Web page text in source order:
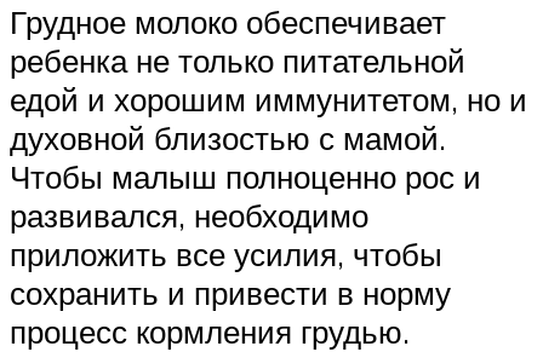
Грудное молоко обеспечивает
ребенка не только питательной
едой и хорошим иммунитетом, но и
духовной близостью с мамой.
Чтобы малыш полноценно рос и
развивался, необходимо
приложить все усилия, чтобы
сохранить и привести в норму
процесс кормления грудью.